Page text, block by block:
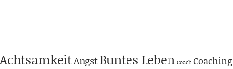
AchtsamkeitAngstBuntes Leben Coach Coaching